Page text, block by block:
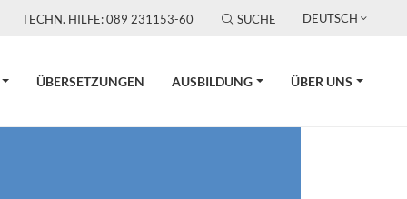
TECHN. HILFE: 089 231153-60 SUCHE DEUTSCH
ÜBERSETZUNGEN AUSBILDUNG ÜBER UNS